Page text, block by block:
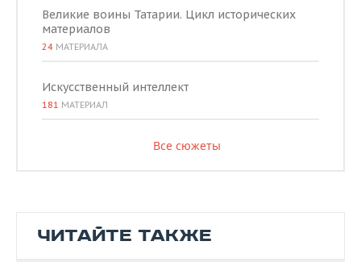
Великие воины Татарии. Цикл исторических
материалов
24 МАТЕРИАЛА
Искусственный интеллект
181 МАТЕРИАЛ
Все сюжеты
ЧИТАЙТЕ ТАКЖЕ